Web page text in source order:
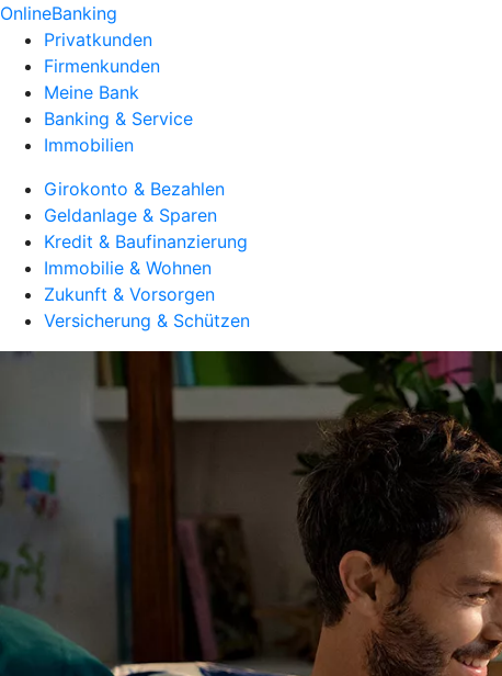
OnlineBanking
Privatkunden
Firmenkunden
Meine Bank
Banking & Service
Immobilien
Girokonto & Bezahlen
Geldanlage & Sparen
Kredit & Baufinanzierung
Immobilie & Wohnen
Zukunft & Vorsorgen
Versicherung & Schützen